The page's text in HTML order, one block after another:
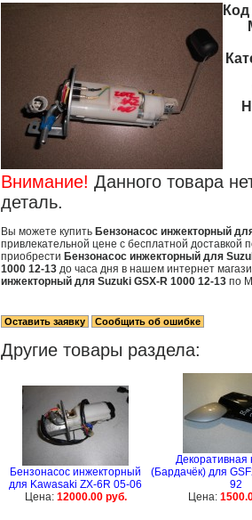
Внимание! Данного товара
деталь.
Вы можете купить Бензонасос инжекторный
привлекательной цене с бесплатной доставкой
приобрести Бензонасос инжекторный для
1000 12-13 до часа дня в нашем интернет
инжекторный для Suzuki GSX-R 1000 12-13 по
Другие товары раздела:
Бензонасос инжекторный
для Kawasaki ZX-6R 05-06
Цена: 12000.00 руб.
Декоративная
(Бардачёк) для
92
Цена: